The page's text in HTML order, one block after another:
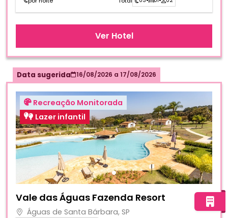
Ver Hotel
Data sugerida 16/08/2026 a 17/08/2026
Recreação Monitorada
Lazer infantil
Vale das Águas Fazenda Resort
Águas de Santa Bárbara, SP